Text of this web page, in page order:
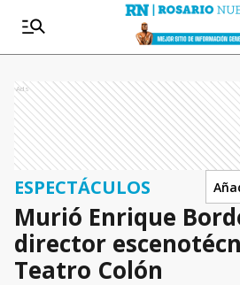
Ads
ESPECTÁCULOS
Murió Enrique
director
Teatro Colón